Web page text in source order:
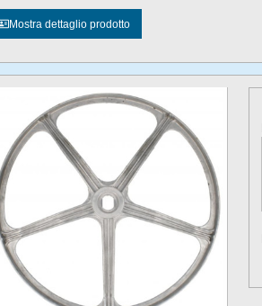
Mostra dettaglio prodotto